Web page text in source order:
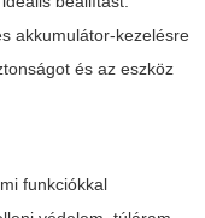
akkumulátor-kezelésre
és az eszköz
funkciókkal